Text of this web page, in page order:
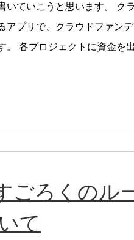
いていこうと思います。 ク
アプリで、クラウドファン
。 各プロジェクトに資金を
ごろくのル
て